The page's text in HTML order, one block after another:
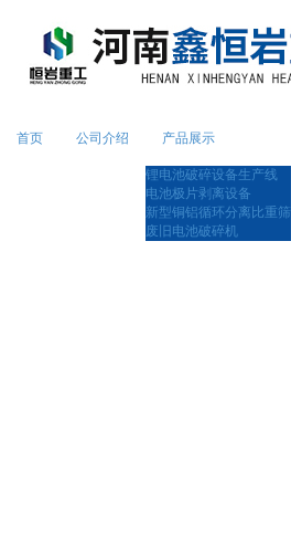
首页 公司介绍 产品展示
锂电池破碎设备生产线
电池极片剥离设备
新型铜铝循环分离比重筛
废旧电池破碎机